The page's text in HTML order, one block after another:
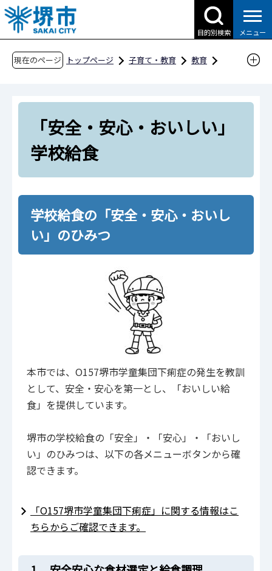
こ
の
ペ
目的別検索 メニュー
現在のページ トップページ 子育て・教育
教育
「安全・安心・おいしい」学校給食
「安全・安心・おいしい」
学校給食
学校給食の「安全・安心・おいし
い」のひみつ
本市では、O157堺市学童集団下痢症の発生を教訓
として、安全・安心を第一とし、「おいしい給
食」を提供しています。
堺市の学校給食の「安全」・「安心」・「おいし
い」のひみつは、以下の各メニューボタンから確
認できます。
「O157堺市学童集団下痢症」に関する情報はこ
ちらからご確認できます。